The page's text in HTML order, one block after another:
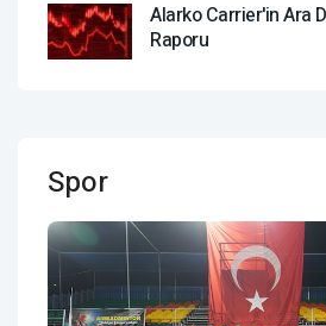
Alarko Carrier'in Ara
Raporu
Spor